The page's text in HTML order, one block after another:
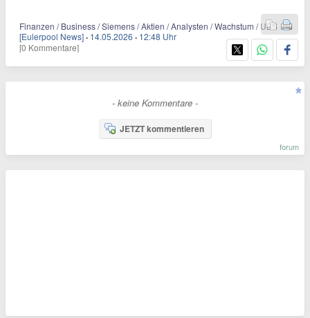
Finanzen / Business / Siemens / Aktien / Analysten / Wachstum / UBS
[Eulerpool News] · 14.05.2026 · 12:48 Uhr
[0 Kommentare]
- keine Kommentare -
JETZT kommentieren
forum